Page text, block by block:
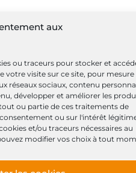
aux
ou traceurs pour stocker et
votre visite sur ce site, pour mesure
réseaux sociaux, contenu
développer et améliorer les
ou partie de ces traitements de
ou sur l'intérêt
et/ou traceurs nécessaires au
modifier vos choix à tout